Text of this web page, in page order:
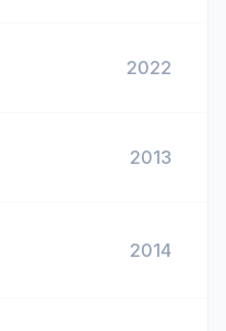
2022
2013
2014